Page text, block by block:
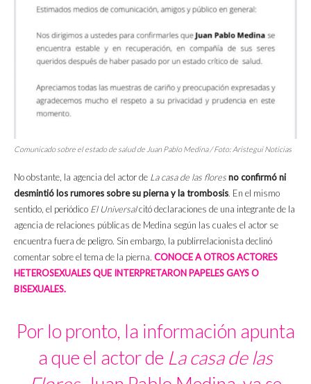
Comunicado sobre el estado de salud de Juan Pablo Medina / Foto: Aristegui Noticias
No obstante, la agencia del actor de La casa de las floresno confirmó ni
desmintió los rumores sobre su pierna y la trombosis. En el mismo
sentido, el periódico El Universalcitó declaraciones de una integrante de la
agencia de relaciones públicas de Medina según las cuales el actor se
encuentra fuera de peligro. Sin embargo, la publirrelacionista declinó
comentar sobre el tema de la pierna. CONOCE A OTROS ACTORES
HETEROSEXUALES QUE INTERPRETARON PAPELES GAYS O
BISEXUALES.
Por lo pronto, la información apunta
a que el actor de La casa de las